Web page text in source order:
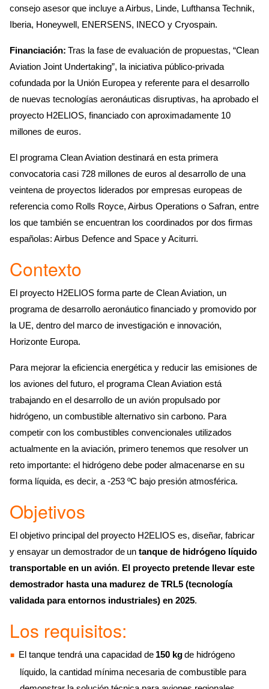
consejo asesor que incluye a Airbus, Linde, Lufthansa Technik,
Iberia, Honeywell, ENERSENS, INECO y Cryospain.
Financiación: Tras la fase de evaluación de propuestas, “Clean
Aviation Joint Undertaking”, la iniciativa público-privada
cofundada por la Unión Europea y referente para el desarrollo
de nuevas tecnologías aeronáuticas disruptivas, ha aprobado el
proyecto H2ELIOS, financiado con aproximadamente 10
millones de euros.
El programa Clean Aviation destinará en esta primera
convocatoria casi 728 millones de euros al desarrollo de una
veintena de proyectos liderados por empresas europeas de
referencia como Rolls Royce, Airbus Operations o Safran, entre
los que también se encuentran los coordinados por dos firmas
españolas: Airbus Defence and Space y Aciturri.
Contexto
El proyecto H2ELIOS forma parte de Clean Aviation, un
programa de desarrollo aeronáutico financiado y promovido por
la UE, dentro del marco de investigación e innovación,
Horizonte Europa.
Para mejorar la eficiencia energética y reducir las emisiones de
los aviones del futuro, el programa Clean Aviation está
trabajando en el desarrollo de un avión propulsado por
hidrógeno, un combustible alternativo sin carbono. Para
competir con los combustibles convencionales utilizados
actualmente en la aviación, primero tenemos que resolver un
reto importante: el hidrógeno debe poder almacenarse en su
forma líquida, es decir, a -253 ºC bajo presión atmosférica.
Objetivos
El objetivo principal del proyecto H2ELIOS es, diseñar, fabricar
y ensayar un demostrador de un tanque de hidrógeno líquido
transportable en un avión. El proyecto pretende llevar este
demostrador hasta una madurez de TRL5 (tecnología
validada para entornos industriales) en 2025.
Los requisitos:
El tanque tendrá una capacidad de 150 kgde hidrógeno
líquido, la cantidad mínima necesaria de combustible para